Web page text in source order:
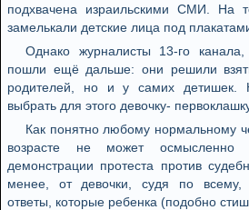
подхвачена израильскими СМИ. На
замелькали детские лица под
Однако журналисты 13-го
пошли ещё дальше: они решили
родителей, но и у самих детишек.
выбрать для этого девочку-
Как понятно любому нормальному
возрасте не может осмысленно
демонстрации протеста против
менее, от девочки, судя по всему,
ответы, которые ребенка (подобно